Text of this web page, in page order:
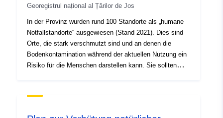
eingesehen werden kann. Mit diesem Erlass werden die
Bereiche abgegrenzt, in denen das Auftreten von
Merulenrisiko besteht.
Georegistrul național al Țărilor de Jos
In der Provinz wurden rund 100 Standorte als „humane
Notfallstandorte“ ausgewiesen (Stand 2021). Dies sind
Orte, die stark verschmutzt sind und an denen die
Bodenkontamination während der aktuellen Nutzung ein
Risiko für die Menschen darstellen kann. Sie sollten
haben, wie chemische Wäschereien,